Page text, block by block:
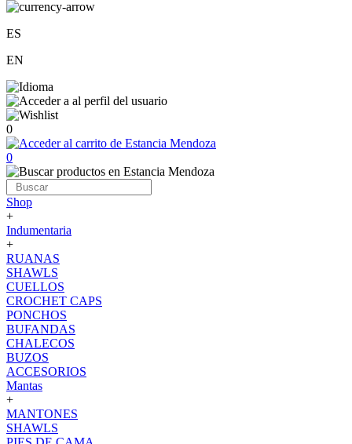
ES
EN
0
0
Shop
+
Indumentaria
+
RUANAS
SHAWLS
CUELLOS
CROCHET CAPS
PONCHOS
BUFANDAS
CHALECOS
BUZOS
ACCESORIOS
Mantas
+
MANTONES
SHAWLS